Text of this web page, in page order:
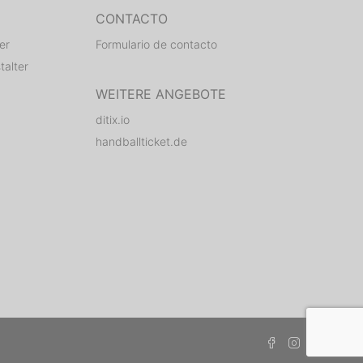
CONTACTO
Formulario de contacto
WEITERE ANGEBOTE
ditix.io
handballticket.de